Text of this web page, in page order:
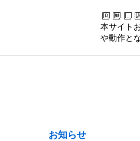
本サイト
や動作と
お知らせ